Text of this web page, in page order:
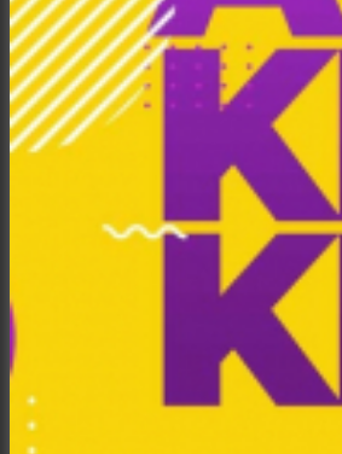
Репортажи и корпоративы
Семейная и детская фотосъемка